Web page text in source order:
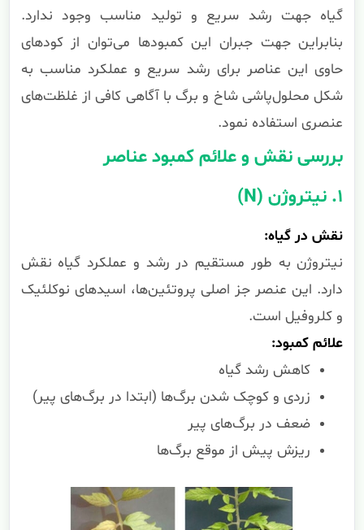
گیاه جهت رشد سریع و تولید مناسب وجود ندارد.
بنابراین جهت جبران این کمبودها می‌توان از کودهای
حاوی این عناصر برای رشد سریع و عملکرد مناسب به
شکل محلول‌پاشی شاخ و برگ با آگاهی کافی از غلظت‌های
عنصری استفاده نمود.
بررسی نقش و علائم کمبود عناصر
۱. نیتروژن (N)
نقش در گیاه:
نیتروژن به طور مستقیم در رشد و عملکرد گیاه نقش
دارد. این عنصر جز اصلی پروتئین‌ها، اسیدهای نوکلئیک
و کلروفیل است.
علائم کمبود:
کاهش رشد گیاه
زردی و کوچک شدن برگ‌ها (ابتدا در برگ‌های پیر)
ضعف در برگ‌های پیر
ریزش پیش از موقع برگ‌ها